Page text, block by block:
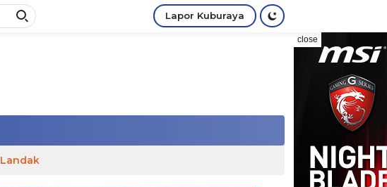
Lapor Kuburaya
close
Landak